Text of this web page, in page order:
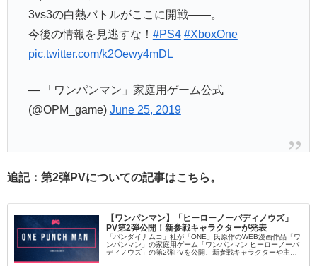
3vs3の白熱バトルがここに開戦――。
今後の情報を見逃すな！ #PS4 #XboxOne
pic.twitter.com/k2Oewy4mDL
— 「ワンパンマン」家庭用ゲーム公式
(@OPM_game) June 25, 2019
追記：第2弾PVについての記事はこちら。
【ワンパンマン】「ヒーローノーバディノウズ」
PV第2弾公開！新参戦キャラクターが発表
「バンダイナムコ」社が「ONE」氏原作のWEB漫画作品「ワ
ンパンマン」の家庭用ゲーム「ワンパンマン ヒーローノーバ
ディノウズ」の第2弾PVを公開、新参戦キャラクターや主人